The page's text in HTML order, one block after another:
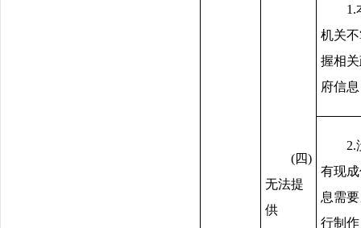
(四)
无法提
供
1.
机关
握相
府信息
2.
有现
息需
行制作